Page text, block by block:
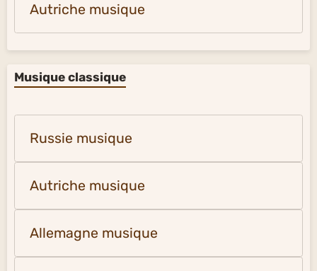
Autriche musique
Musique classique
Russie musique
Autriche musique
Allemagne musique